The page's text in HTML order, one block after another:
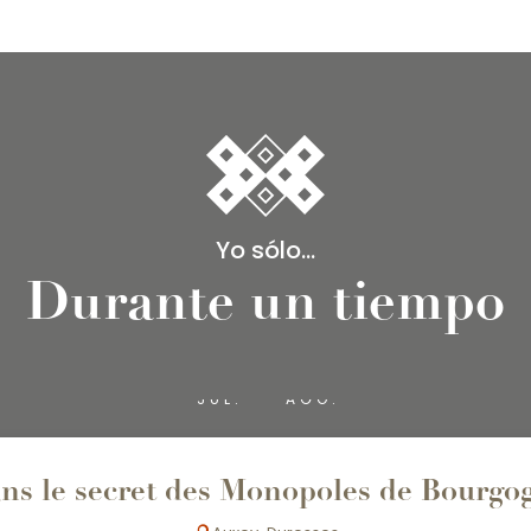
Yo sólo...
Durante un tiempo
JUL. AGO.
le secret des Monopoles de